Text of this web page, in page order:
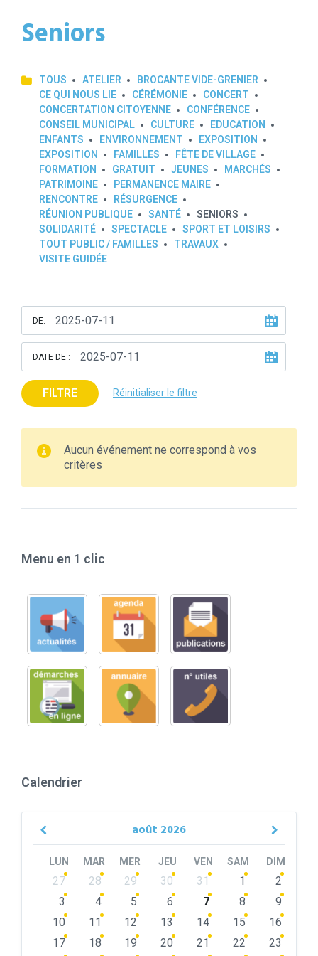
Seniors
TOUS ATELIER
BROCANTE VIDE-GRENIER
CE QUI NOUS LIE
CÉRÉMONIE
CONCERT
CONCERTATION CITOYENNE
CONFÉRENCE
CONSEIL MUNICIPAL
CULTURE
EDUCATION
ENFANTS
ENVIRONNEMENT
EXPOSITION
EXPOSITION
FAMILLES
FÊTE DE VILLAGE
FORMATION
GRATUIT JEUNES
MARCHÉS
PATRIMOINE
PERMANENCE MAIRE
RENCONTRE
RÉSURGENCE
RÉUNION PUBLIQUE
SANTÉ
SENIORS
SOLIDARITÉ
SPECTACLE
SPORT ET LOISIRS
TOUT PUBLIC / FAMILLES
TRAVAUX
VISITE GUIDÉE
DE:
DATE DE :
FILTRE Réinitialiser le filtre
Aucun événement ne correspond à vos
critères
Menu en 1 clic
Calendrier
août 2026
Previous
LUN MAR MER JEU VEN SAM DIM
Skip
calendar
27 28 29 30 31 1
2
3
4 5 6 7 8
9
10
11 12 13 14 15
16
17
18 19 20 21 22
23